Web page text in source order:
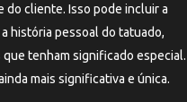
do cliente. Isso pode incluir a
história pessoal do tatuado,
tenham significado especial.
mais significativa e única.